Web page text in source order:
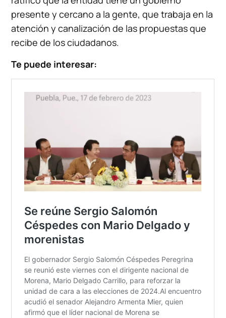
presente y cercano a la gente, que trabaja en la
atención y canalización de las propuestas que
recibe de los ciudadanos.
Te puede interesar: